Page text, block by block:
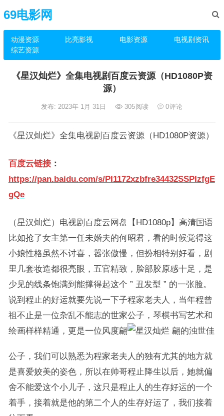
69电影网
动漫资源 比亮影视 电影资源
电视剧资讯
综艺资源
《星汉灿烂》全集电视剧百度云资源（HD1080P资
源）
发布: 2023年 1月 31日 305阅读 0评论
《星汉灿烂》全集电视剧百度云资源（HD1080P资源）
百度云链接：
https://pan.baidu.com/s/PI1172xzbfre34432SSPIzfgE
gQe
（星汉灿烂）电视剧百度云网盘【HD1080p】高清国语
比如抢了女主第一任未婚夫的何昭君，看的时候觉得这
小娘性格虽然不讨喜，嚣张傲慢，但扮相特别好看，剧
里几套妆造都很亮眼，五官精致，脸部胶原感十足，是
少见的线条饱满到能撑得起这个 ” 丑发型 ” 的一张脸。
说到程止的好运就要先说一下子程家老夫人，当年程曾
祖不止是一位杂乱不能志的世家公子，琴棋书写艺术和
绘画样样精通，更是一位风度翩
翩的浊世佳
公子，我们可以熟悉为程家老夫人的独有尤其的地方就
是喜爱姣美的姿色，所以在帅哥程止降生以后，她就偏
舍不能爱这个小儿子，这只是程止人的生存好运的一个
着手，接着就是他的第二个人的生存好运了，我们接着